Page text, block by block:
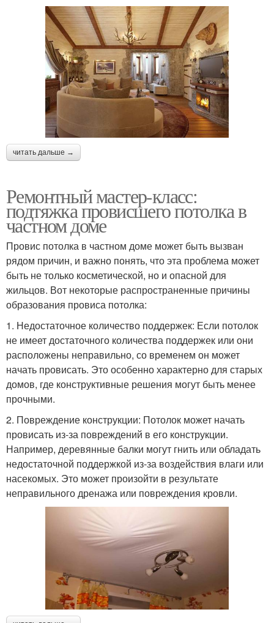
читать дальше →
Ремонтный мастер-класс:
подтяжка провисшего потолка в
частном доме
Провис потолка в частном доме может быть вызван
рядом причин, и важно понять, что эта проблема может
быть не только косметической, но и опасной для
жильцов. Вот некоторые распространенные причины
образования провиса потолка:
1. Недостаточное количество поддержек: Если потолок
не имеет достаточного количества поддержек или они
расположены неправильно, со временем он может
начать провисать. Это особенно характерно для старых
домов, где конструктивные решения могут быть менее
прочными.
2. Повреждение конструкции: Потолок может начать
провисать из-за повреждений в его конструкции.
Например, деревянные балки могут гнить или обладать
недостаточной поддержкой из-за воздействия влаги или
насекомых. Это может произойти в результате
неправильного дренажа или повреждения кровли.